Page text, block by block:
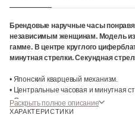
Брендовые наручные часы
независимым женщинам. Модель
гамме. В центре круглого
минутная стрелки. Секундная
• Японский кварцевый механизм.
• Центральные часовая и минутная
• Смещенная секундная стрелка.
• Точность хода не хуже -+20 сек. в
Раскрыть полное описание
ХАРАКТЕРИСТИКИ